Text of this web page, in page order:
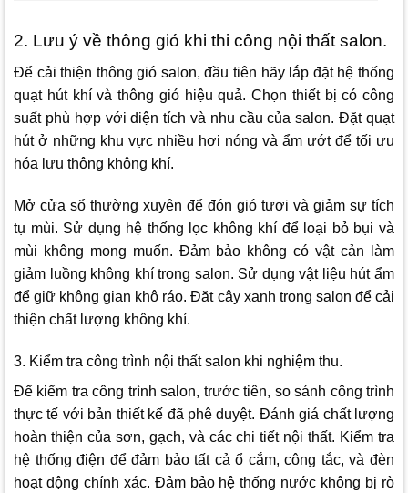
2. Lưu ý về thông gió khi thi công nội thất salon.
Để cải thiện thông gió salon, đầu tiên hãy lắp đặt hệ thống
quạt hút khí và thông gió hiệu quả. Chọn thiết bị có công
suất phù hợp với diện tích và nhu cầu của salon. Đặt quạt
hút ở những khu vực nhiều hơi nóng và ẩm ướt để tối ưu
hóa lưu thông không khí.
Mở cửa sổ thường xuyên để đón gió tươi và giảm sự tích
tụ mùi. Sử dụng hệ thống lọc không khí để loại bỏ bụi và
mùi không mong muốn. Đảm bảo không có vật cản làm
giảm luồng không khí trong salon. Sử dụng vật liệu hút ẩm
để giữ không gian khô ráo. Đặt cây xanh trong salon để cải
thiện chất lượng không khí.
3. Kiểm tra công trình nội thất salon khi nghiệm thu.
Để kiểm tra công trình salon, trước tiên, so sánh công trình
thực tế với bản thiết kế đã phê duyệt. Đánh giá chất lượng
hoàn thiện của sơn, gạch, và các chi tiết nội thất. Kiểm tra
hệ thống điện để đảm bảo tất cả ổ cắm, công tắc, và đèn
hoạt động chính xác. Đảm bảo hệ thống nước không bị rò